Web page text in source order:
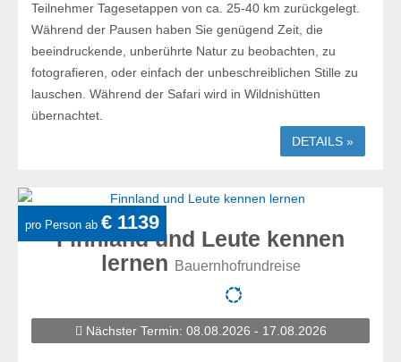
Teilnehmer Tagesetappen von ca. 25-40 km zurückgelegt.
Während der Pausen haben Sie genügend Zeit, die
beeindruckende, unberührte Natur zu beobachten, zu
fotografieren, oder einfach der unbeschreiblichen Stille zu
lauschen. Während der Safari wird in Wildnishütten
übernachtet.
DETAILS »
pro Person ab € 1139
Finnland und Leute kennen
lernen Bauernhofrundreise
Nächster Termin: 08.08.2026 - 17.08.2026